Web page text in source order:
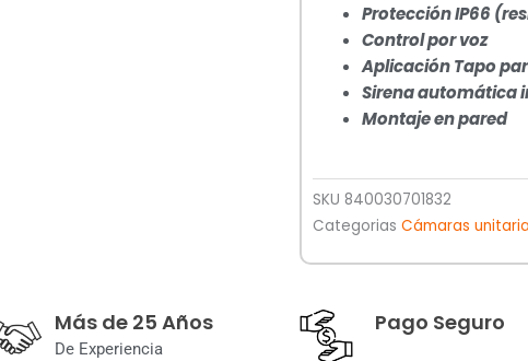
Protección IP66
Control por voz
Aplicación Tapo
Sirena automática
Montaje en pared
SKU 840030701832
Categorias Cámaras
Más de 25 Años
De Experiencia
Pago Seguro